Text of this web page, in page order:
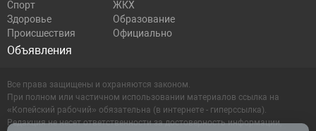
Спорт
ЖКХ
Здоровье
Образование
Происшествия
Официально
Объявления
Все права защищены и охраняются законом.
При полном или частичном использовании материалов ссылка на
«Копейский рабочий» обязательна (в интернете - гиперссылка).
Редакция не несет ответственности за достоверность информации,